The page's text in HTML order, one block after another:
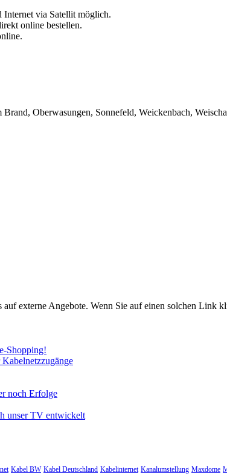
Internet via Satellit möglich.
online bestellen.
Oberwasungen, Sonnefeld, Weickenbach,
externe Angebote. Wenn Sie auf einen solchen
Shopping!
noch Erfolge
unser TV entwickelt
Kabel BW Kabel Deutschland Kabelinternet Kanalumstellung Maxdome